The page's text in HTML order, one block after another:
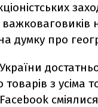
думку про
з усіма